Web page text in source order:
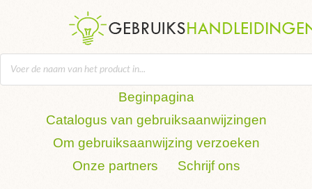
Beginpagina
Catalogus van gebruiksaanwijzingen
Om gebruiksaanwijzing verzoeken
Onze partners
Schrijf ons